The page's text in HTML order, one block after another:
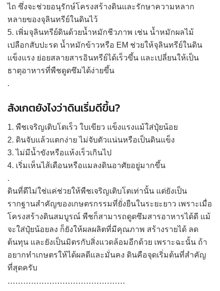
ไถ ซึ่งจะช่วยอนุรักษ์โครงสร้างดินและรักษาความหลาก
หลายของจุลินทรีย์ในดินไว้
5. เพิ่มจุลินทรีย์ดินด้วยน้ำหมักชีวภาพ เช่น น้ำหมักผลไม้
เปลือกสับปะรด น้ำหมักข้าวหรือ EM ช่วยให้จุลินทรีย์ในดิน
แข็งแรง ย่อยสลายสารอินทรีย์ได้เร็วขึ้น และเปลี่ยนให้เป็น
ธาตุอาหารที่พืชดูดซึมได้ง่ายขึ้น
.
สังเกตยังไงว่าดินเริ่มดีขึ้น?
1. พืชเจริญเติบโตเร็ว ใบเขียว แข็งแรงแม้ใส่ปุ๋ยน้อย
2. ดินจับแล้วแตกง่าย ไม่จับตัวแน่นหรือเป็นดินแข็ง
3. ไม่มีน้ำขังหรือแห้งเร็วเกินไป
4. เริ่มเห็นไส้เดือนหรือแมลงดินอาศัยอยู่มากขึ้น
.
ดินที่ดีไม่ใช่แค่ช่วยให้พืชเจริญเติบโตเท่านั้น แต่ยังเป็น
รากฐานสำคัญของเกษตรกรรมที่ยั่งยืนในระยะยาว เพราะเมื่อ
โครงสร้างดินสมบูรณ์ พืชก็สามารถดูดซึมสารอาหารได้ดี แม้
จะใส่ปุ๋ยน้อยลง ก็ยังให้ผลผลิตที่มีคุณภาพ สร้างรายได้ ลด
ต้นทุน และยังเป็นมิตรกับสิ่งแวดล้อมอีกด้วย เพราะฉะนั้น ถ้า
อยากทำเกษตรให้ได้ผลดีและมั่นคง ดินคือจุดเริ่มต้นที่สำคัญ
ที่สุดครับ
………………………………………